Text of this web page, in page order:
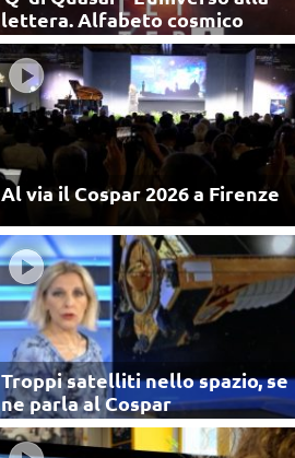
lettera. Alfabeto cosmico
Al via il Cospar 2026 a Firenze
Troppi satelliti nello spazio, se
ne parla al Cospar